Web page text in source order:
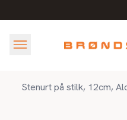
Stenurt på stilk, 12cm,